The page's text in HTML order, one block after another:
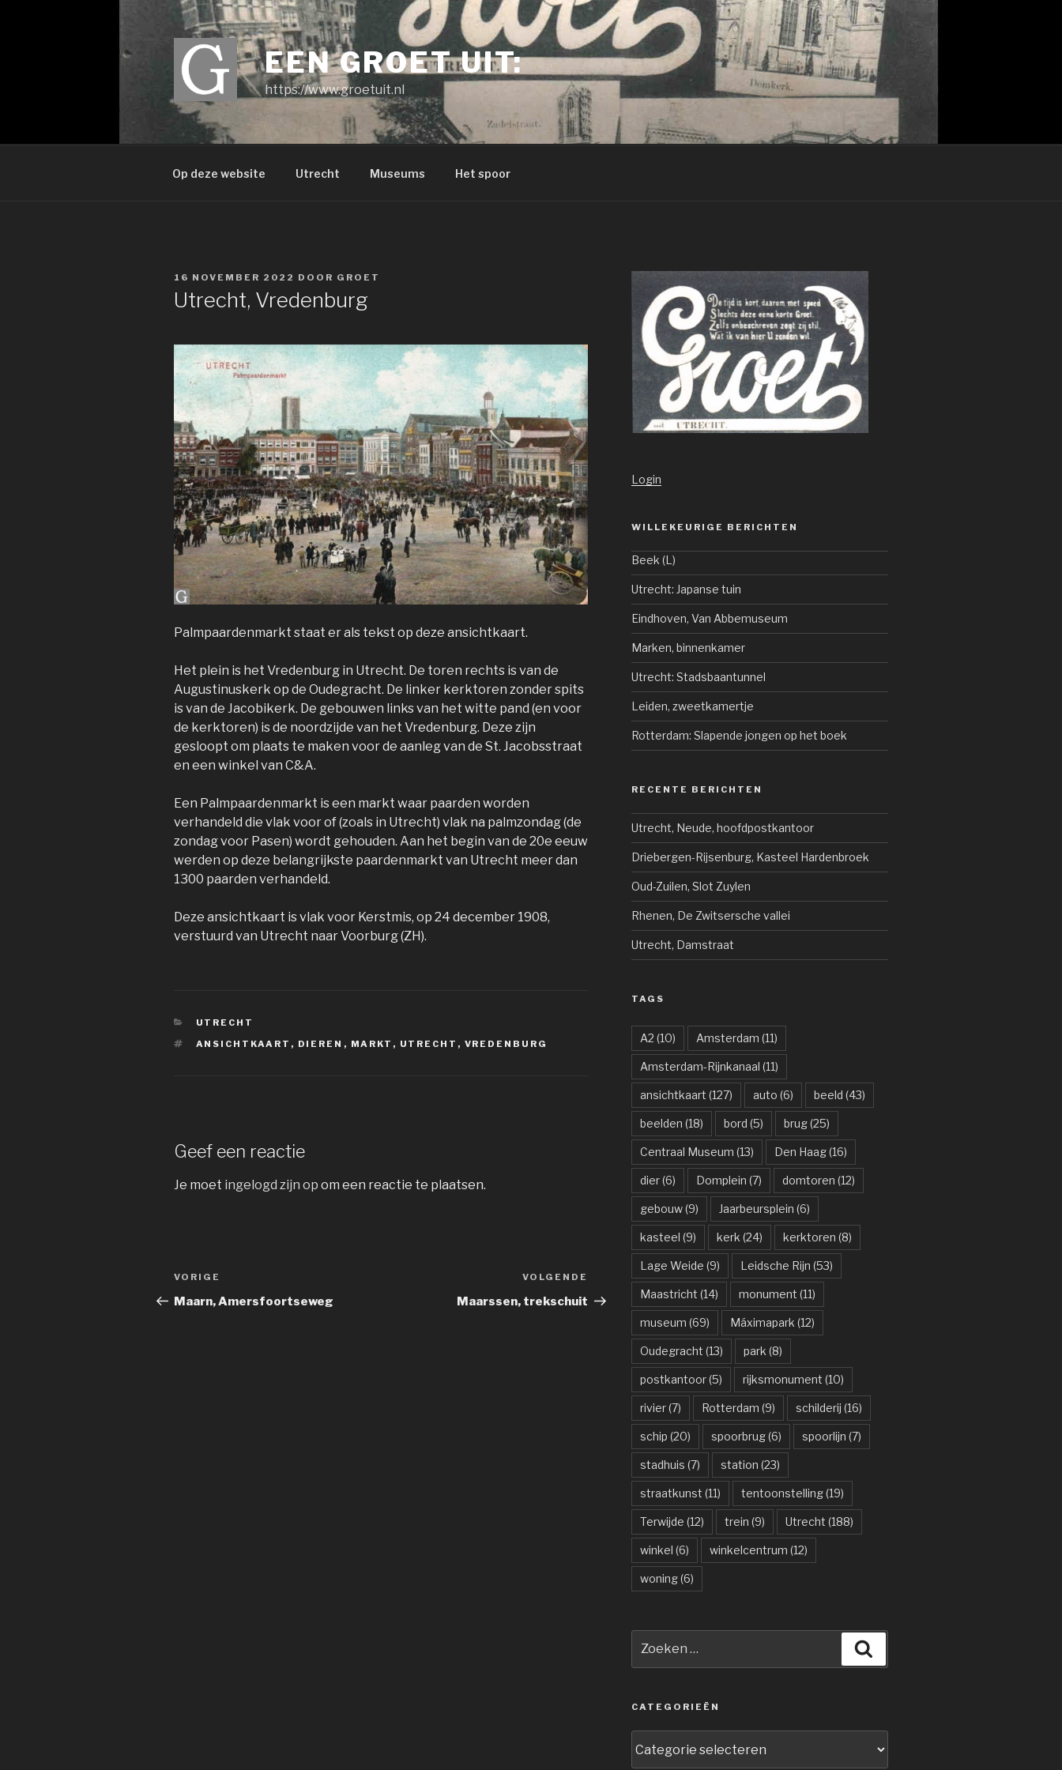
EEN GROET UIT:
https://www.groetuit.nl
Op deze website Utrecht Museums Het spoor
GEPLAATST
16 NOVEMBER 2022 DOOR GROET
Utrecht, Vredenburg
Palmpaardenmarkt staat er als tekst op deze ansichtkaart.
Het plein is het Vredenburg in Utrecht. De toren rechts is van de
Augustinuskerk op de Oudegracht. De linker kerktoren zonder spits
is van de Jacobikerk. De gebouwen links van het witte pand (en voor
de kerktoren) is de noordzijde van het Vredenburg. Deze zijn
gesloopt om plaats te maken voor de aanleg van de St. Jacobsstraat
en een winkel van C&A.
Een Palmpaardenmarkt is een markt waar paarden worden
verhandeld die vlak voor of (zoals in Utrecht) vlak na palmzondag (de
zondag voor Pasen) wordt gehouden. Aan het begin van de 20e eeuw
werden op deze belangrijkste paardenmarkt van Utrecht meer dan
1300 paarden verhandeld.
Deze ansichtkaart is vlak voor Kerstmis, op 24 december 1908,
verstuurd van Utrecht naar Voorburg (ZH).
CATEGORIEËN
UTRECHT
TAGS
ANSICHTKAART , DIEREN , MARKT , UTRECHT , VREDENBURG
Geef een reactie
Je moet ingelogd zijn op om een reactie te plaatsen.
Bericht
navigatie
Vorig
bericht
VORIGE
Maarn, Amersfoortseweg
Volgend
bericht
VOLGENDE
Maarssen, trekschuit
Login
WILLEKEURIGE BERICHTEN
Beek (L)
Utrecht: Japanse tuin
Eindhoven, Van Abbemuseum
Marken, binnenkamer
Utrecht: Stadsbaantunnel
Leiden, zweetkamertje
Rotterdam: Slapende jongen op het boek
RECENTE BERICHTEN
Utrecht, Neude, hoofdpostkantoor
Driebergen-Rijsenburg, Kasteel Hardenbroek
Oud-Zuilen, Slot Zuylen
Rhenen, De Zwitsersche vallei
Utrecht, Damstraat
TAGS
A2 (10) Amsterdam (11)
Amsterdam-Rijnkanaal (11)
ansichtkaart (127) auto (6) beeld (43)
beelden (18) bord (5) brug(25)
Centraal Museum (13) Den Haag(16)
dier(6) Domplein (7) domtoren (12)
gebouw(9) Jaarbeursplein (6)
kasteel (9) kerk (24) kerktoren (8)
Lage Weide (9) Leidsche Rijn (53)
Maastricht (14) monument (11)
museum (69) Máximapark (12)
Oudegracht (13) park (8)
postkantoor(5) rijksmonument (10)
rivier(7) Rotterdam (9) schilderij (16)
schip (20) spoorbrug(6) spoorlijn (7)
stadhuis (7) station (23)
straatkunst (11) tentoonstelling(19)
Terwijde (12) trein (9) Utrecht (188)
winkel (6) winkelcentrum (12)
woning(6)
naar:
CATEGORIEËN